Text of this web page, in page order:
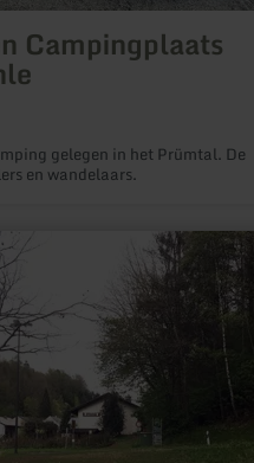
Campingplaats
gelegen in het Prümtal. De
en wandelaars.